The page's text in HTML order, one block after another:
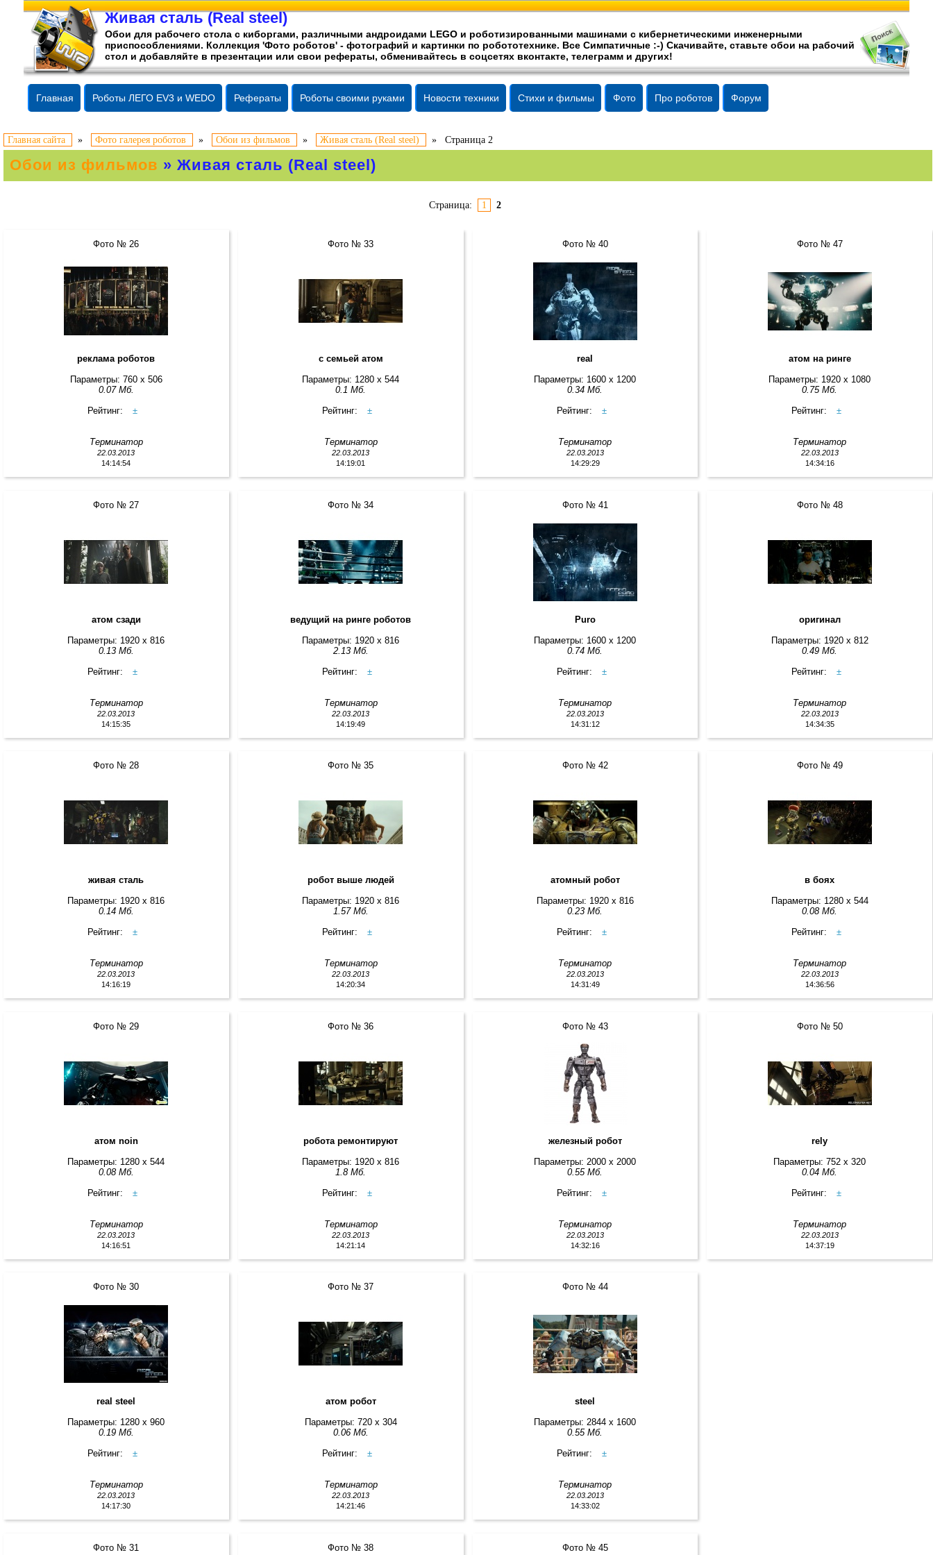
Живая сталь (Real steel)
Обои для рабочего стола c киборгами, различными андроидами LEGO и роботизированными машинами c кибернетическими инженерными
приспособлениями. Коллекция 'Фото роботов' - фотографий и картинки по робототехнике. Все Симпатичные :-) Скачивайте, ставьте обои на рабочий
стол и добавляйте в презентации или свои рефераты, обменивайтесь в соцсетях вконтакте, телеграмм и других!
Главная Роботы ЛЕГО EV3 и WEDO Рефераты Роботы своими руками Новости техники Стихи и фильмы Фото Про роботов Форум
Главная сайта » Фото галерея роботов » Обои из фильмов » Живая сталь (Real steel) » Страница 2
Обои из фильмов » Живая сталь (Real steel)
Страница: 1 2
Фото № 26
реклама роботов
Параметры: 760 x 506
0.07 Мб.
Рейтинг:
±
Терминатор
22.03.2013
14:14:54
Фото № 27
атом сзади
Параметры: 1920 x 816
0.13 Мб.
Рейтинг:
±
Терминатор
22.03.2013
14:15:35
Фото № 28
живая сталь
Параметры: 1920 x 816
0.14 Мб.
Рейтинг:
±
Терминатор
22.03.2013
14:16:19
Фото № 29
атом noin
Параметры: 1280 x 544
0.08 Мб.
Рейтинг:
±
Терминатор
22.03.2013
14:16:51
Фото № 30
real steel
Параметры: 1280 x 960
0.19 Мб.
Рейтинг:
±
Терминатор
22.03.2013
14:17:30
Фото № 31
Фото № 33
с семьей атом
Параметры: 1280 x 544
0.1 Мб.
Рейтинг:
±
Терминатор
22.03.2013
14:19:01
Фото № 34
ведущий на ринге роботов
Параметры: 1920 x 816
2.13 Мб.
Рейтинг:
±
Терминатор
22.03.2013
14:19:49
Фото № 35
робот выше людей
Параметры: 1920 x 816
1.57 Мб.
Рейтинг:
±
Терминатор
22.03.2013
14:20:34
Фото № 36
робота ремонтируют
Параметры: 1920 x 816
1.8 Мб.
Рейтинг:
±
Терминатор
22.03.2013
14:21:14
Фото № 37
атом робот
Параметры: 720 x 304
0.06 Мб.
Рейтинг:
±
Терминатор
22.03.2013
14:21:46
Фото № 38
Фото № 40
real
Параметры: 1600 x 1200
0.34 Мб.
Рейтинг:
±
Терминатор
22.03.2013
14:29:29
Фото № 41
Puro
Параметры: 1600 x 1200
0.74 Мб.
Рейтинг:
±
Терминатор
22.03.2013
14:31:12
Фото № 42
атомный робот
Параметры: 1920 x 816
0.23 Мб.
Рейтинг:
±
Терминатор
22.03.2013
14:31:49
Фото № 43
железный робот
Параметры: 2000 x 2000
0.55 Мб.
Рейтинг:
±
Терминатор
22.03.2013
14:32:16
Фото № 44
steel
Параметры: 2844 x 1600
0.55 Мб.
Рейтинг:
±
Терминатор
22.03.2013
14:33:02
Фото № 45
Фото № 47
атом на ринге
Параметры: 1920 x 1080
0.75 Мб.
Рейтинг:
±
Терминатор
22.03.2013
14:34:16
Фото № 48
оригинал
Параметры: 1920 x 812
0.49 Мб.
Рейтинг:
±
Терминатор
22.03.2013
14:34:35
Фото № 49
в боях
Параметры: 1280 x 544
0.08 Мб.
Рейтинг:
±
Терминатор
22.03.2013
14:36:56
Фото № 50
rely
Параметры: 752 x 320
0.04 Мб.
Рейтинг:
±
Терминатор
22.03.2013
14:37:19